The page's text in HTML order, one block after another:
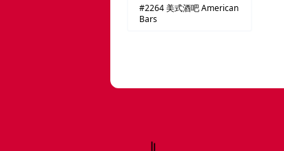
#2264美式酒吧American
Bars